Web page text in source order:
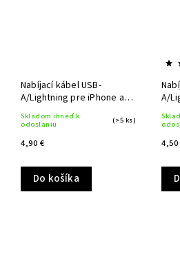
Nabíjací kábel USB-
A/Lightning pre iPhone a
Skladom ihneď k
odoslaniu
(>5 ks)
4,90 €
Do košíka
A/
4,50